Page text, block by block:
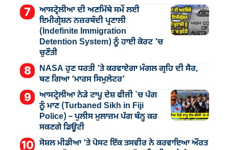
ਆਸਟ੍ਰੇਲੀਆ ਦੀ ਅਣਮਿੱਥੇ ਸਮੇਂ ਲਈ
ਇਮੀਗ੍ਰੇਸ਼ਨ ਨਜ਼ਰਬੰਦੀ ਪ੍ਰਣਾਲੀ
(Indefinite Immigration
Detention System) ਨੂੰ ਹਾਈ ਕੋਰਟ ’ਚ
ਚੁਣੌਤੀ
NASA ਹੁਣ ਧਰਤੀ ’ਤੇ ਕਰਵਾਏਗਾ ਮੰਗਲ ਗ੍ਰਹਿ ਦੀ ਸੈਰ,
ਬਣ ਗਿਆ ‘ਮਾਰਸ ਸਿਮੁਲੇਟਰ’
ਆਸਟ੍ਰੇਲੀਆ ਨੇੜੇ ਟਾਪੂ ਦੇਸ਼ ਫੀਜੀ `ਚ ਪੱਗ
ਨੂੰ ਮਾਣ (Turbaned Sikh in Fiji
Police) – ਪੁਲੀਸ ਮੁਲਾਜ਼ਮ ਪੱਗ ਬੰਨ੍ਹ ਕਰ
ਸਕਣਗੇ ਡਿਊਟੀ
ਸੋਸ਼ਲ ਮੀਡੀਆ ’ਤੇ ਪੋਸਟ ਇੱਕ ਤਸਵੀਰ ਨੇ ਕਰਵਾਇਆ ਔਰਤ